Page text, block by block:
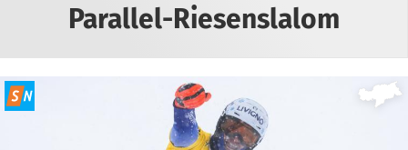
Parallel-Riesenslalom